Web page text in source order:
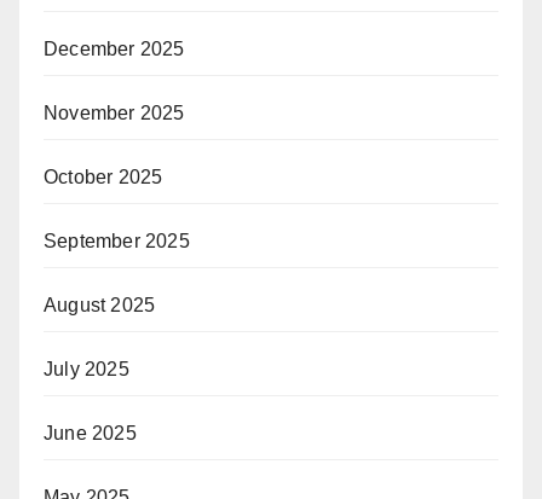
December 2025
November 2025
October 2025
September 2025
August 2025
July 2025
June 2025